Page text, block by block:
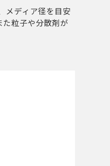
メディア径を目安
粒子や分散剤が